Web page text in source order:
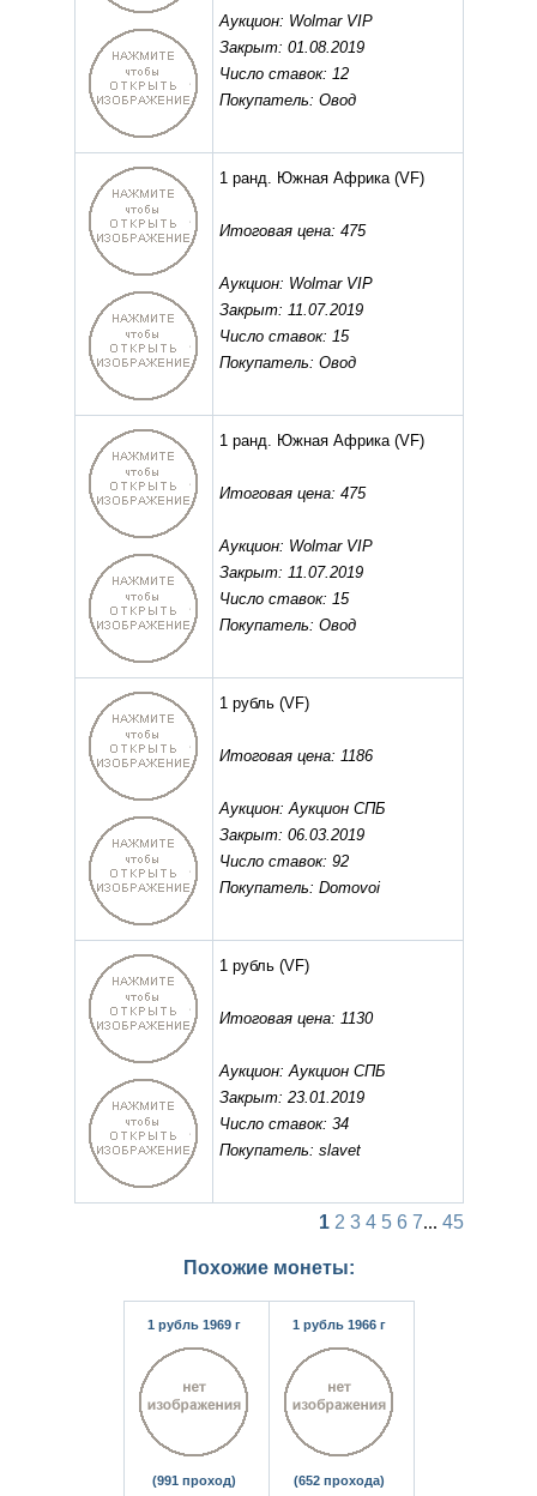
Аукцион: Wolmar VIP
Закрыт: 01.08.2019
Число ставок: 12
Покупатель: Овод
1 ранд. Южная Африка(VF)
Итоговая цена: 475
Аукцион: Wolmar VIP
Закрыт: 11.07.2019
Число ставок: 15
Покупатель: Овод
1 ранд. Южная Африка(VF)
Итоговая цена: 475
Аукцион: Wolmar VIP
Закрыт: 11.07.2019
Число ставок: 15
Покупатель: Овод
1 рубль (VF)
Итоговая цена: 1186
Аукцион: Аукцион СПБ
Закрыт: 06.03.2019
Число ставок: 92
Покупатель: Domovoi
1 рубль (VF)
Итоговая цена: 1130
Аукцион: Аукцион СПБ
Закрыт: 23.01.2019
Число ставок: 34
Покупатель: slavet
1 2 3 4 5 6 7... 45
Похожие монеты:
1 рубль 1969 г
(991 проход)
1 рубль 1966 г
(652 прохода)